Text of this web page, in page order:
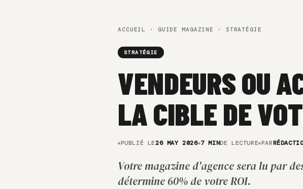
ACCUEIL · GUIDE MAGAZINE · STRATÉGIE
STRATÉGIE
VENDEURS OU
LA CIBLE DE
PUBLIÉ LE26 MAY 2026 7 MINDE LECTURE PAR
Votre magazine d'agence sera lu par
détermine 60% de votre ROI.